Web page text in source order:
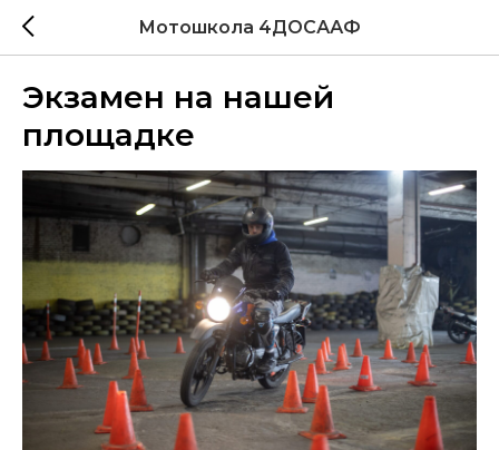
Мотошкола 4ДОСААФ
Экзамен на нашей
площадке